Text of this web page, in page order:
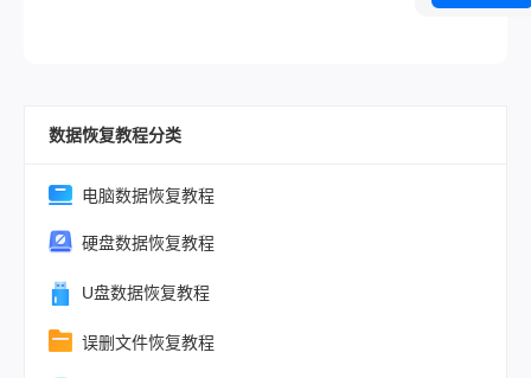
数据恢复教程分类
电脑数据恢复教程
硬盘数据恢复教程
U盘数据恢复教程
误删文件恢复教程